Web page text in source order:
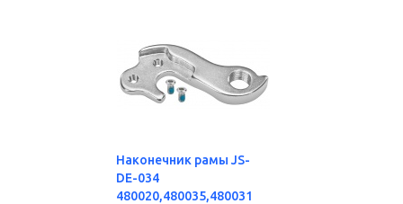
Наконечник рамы JS-
DE-034
480020,480035,480031